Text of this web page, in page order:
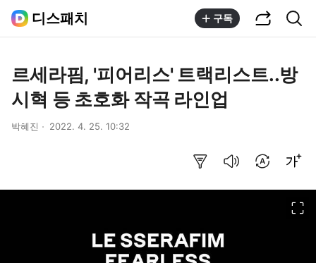
디스패치 구독
르세라핌, '피어리스' 트랙리스트..방
시혁 등 초호화 작곡 라인업
박혜진 2022. 4. 25. 10:32